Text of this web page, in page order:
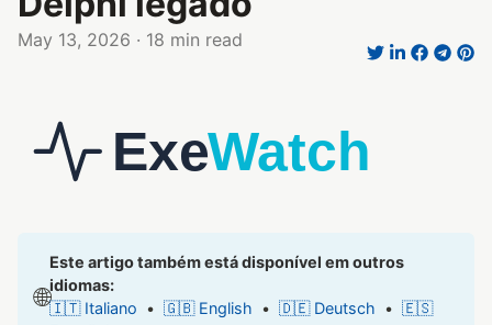
May 13, 2026 · 18 min read
🌐
Este artigo também está disponível em outros
idiomas:
🇮🇹 Italiano • 🇬🇧 English • 🇩🇪 Deutsch • 🇪🇸